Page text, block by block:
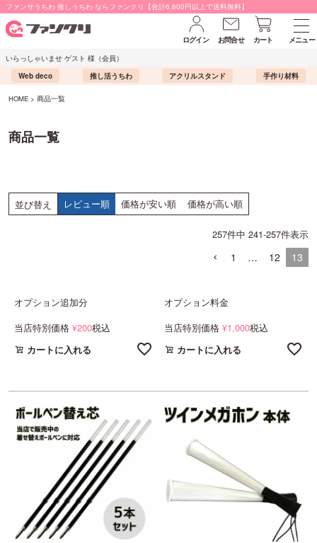
ファンサうちわ 推しうちわ ならファンクリ【合計6,600円以上で送料無料】
ログイン お問合せ カート
メニュー
いらっしゃいませ ゲスト 様（会員）
Web deco
推し活うちわ アクリルスタンド 手作り材料
HOME 商品一覧
商品一覧
並び替え レビュー順 価格が安い順 価格が高い順
257件中 241-257件表示
1 … 12 13
オプション追加分
当店特別価格 ¥200税込
カートに入れる
オプション料金
当店特別価格 ¥1,000税込
カートに入れる